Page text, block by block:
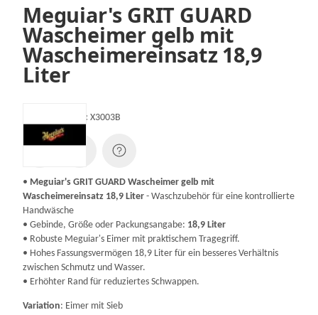
Meguiar's GRIT GUARD
Wascheimer gelb mit
Wascheimereinsatz 18,9
Liter
Artikelnummer: X3003B
• Meguiar's GRIT GUARD Wascheimer gelb mit
Wascheimereinsatz 18,9 Liter - Waschzubehör für eine kontrollierte
Handwäsche
• Gebinde, Größe oder Packungsangabe: 18,9 Liter
• Robuste Meguiar's Eimer mit praktischem Tragegriff.
• Hohes Fassungsvermögen 18,9 Liter für ein besseres Verhältnis
zwischen Schmutz und Wasser.
• Erhöhter Rand für reduziertes Schwappen.
Variation Eimer mit Sieb